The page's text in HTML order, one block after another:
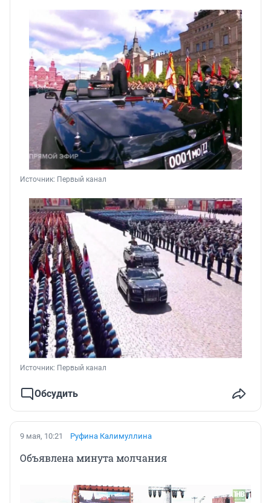
Источник: Первый канал
Источник: Первый канал
Обсудить
9 мая, 10:21 Руфина Калимуллина
Объявлена минута молчания